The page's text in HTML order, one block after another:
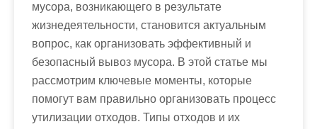
мусора, возникающего в результате
жизнедеятельности, становится актуальным
вопрос, как организовать эффективный и
безопасный вывоз мусора. В этой статье мы
рассмотрим ключевые моменты, которые
помогут вам правильно организовать процесс
утилизации отходов. Типы отходов и их